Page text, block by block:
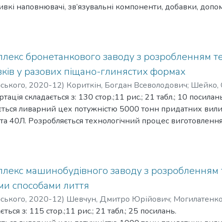
наповнювачі, зв’язувальні компоненти, добавки,
процеси приготування сумішей, їх склад, властивості та
процесів взаємодії форм із виливками та їх
для студентів спеціальності 136 «Металургія»
процеси лиття», може бути корисним для студентів
та наукових співробітників, які працюють у галузі
формувальних і стрижневих відділень ливарних
бронетанкового заводу з розробленням
у разових піщано-глинястих формах
, 2020-12) Кориткін, Богдан Всеволодович; Шейко,
складається з: 130 стор.;11 рис.; 21 табл.; 10
ливарний цех потужністю 5000 тонн придатних
40Л. Розробляється технологічний процес
марки 25Л та другого виливка «Колесо» масою 46 кг з
«Фланець» литтям за моделями, що витоплюються.
цеху та ливарного устаткування. При проектуванні
виконано розрахунок організаційних та
плати робітників(основних та допоміжних),
ресурси, що застосовуються для прискорення
враховано всі заходи щодо безпеки
машинобудівного заводу з розробленням
способами лиття
, 2020-12) Шевчун, Дмитро Юрійович;
з: 115 стор.;11 рис.; 21 табл.; 25 посилань.